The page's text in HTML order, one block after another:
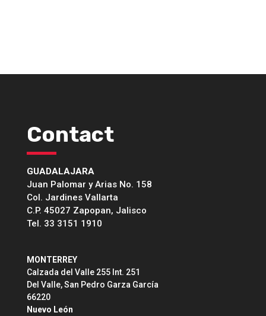
Contact
GUADALAJARA
Juan Palomar y Arias No. 158
Col. Jardines Vallarta
C.P. 45027 Zapopan, Jalisco
Tel. 33 3151 1910
MONTERREY
Calzada del Valle 255 Int. 251
Del Valle, San Pedro Garza García
66220
Nuevo León